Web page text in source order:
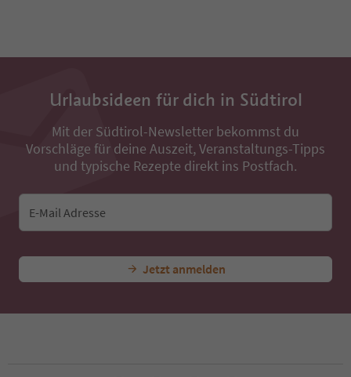
Urlaubsideen für dich in Südtirol
Mit der Südtirol-Newsletter bekommst du
Vorschläge für deine Auszeit, Veranstaltungs-Tipps
und typische Rezepte direkt ins Postfach.
E-Mail Adresse
Jetzt anmelden